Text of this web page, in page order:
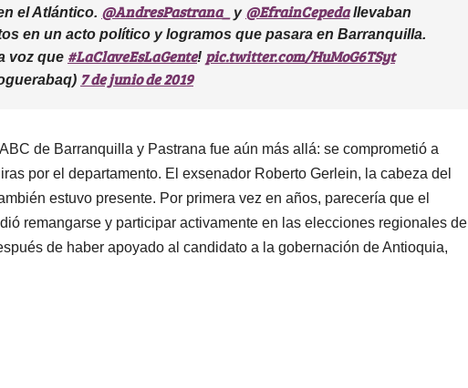
el Atlántico. @AndresPastrana_ y @EfrainCepedallevaban
en un acto político y logramos que pasara en Barranquilla.
voz que #LaClaveEsLaGente! pic.twitter.com/HuMoG6TSyt
7 de junio de 2019
de Barranquilla y Pastrana fue aún más allá: se comprometió a
por el departamento. El exsenador Roberto Gerlein, la cabeza del
estuvo presente. Por primera vez en años, parecería que el
remangarse y participar activamente en las elecciones regionales de
de haber apoyado al candidato a la gobernación de Antioquia,